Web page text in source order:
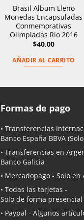
Brasil Album Lleno
Monedas Encapsuladas
Conmemorativas
Olimpiadas Rio 2016
$40,00
AÑADIR AL CARRITO
Formas de pago
• Transferencias
Banco España BBVA
• Transferencias en
Banco Galicia
• Mercadopago - Solo en
• Todas las tarjetas -
Solo de forma
• Paypal - Algunos